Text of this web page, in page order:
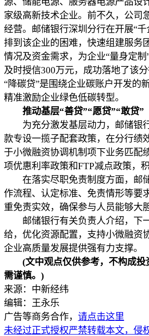
家级高新技术企业。前不久，公司
经营。邮储银行深圳分行在开展“
排到该企业的困难，快速组建服务
情况及资金需求，为企业“量身定
及时授信300万元，成功落地了该
“降碳贷”是围绕企业碳账户开发的
精准激励企业绿色低碳转型。
推动基层“善贷”“愿贷”“敢贷”
为充分激发基层动力，邮储银
款专设一揽子配套政策，在分行绩
于小微融资协调机制项下业务匹配
项优惠利率政策和FTP减点政策，
在落实尽职免责制度方面，邮
作流程、认定标准、免责情形等要
重免责实效，确保参与人员能够大
邮储银行有关负责人介绍，下
给，优化资源配置，支持小微融资
企业高质量发展提供强有力支撑。
(文中观点仅供参考，不构成
需谨慎。)
来源：中新经纬
编辑：王永乐
广告等商务合作， 请点击这里
未经过正式授权严禁转载本文，侵